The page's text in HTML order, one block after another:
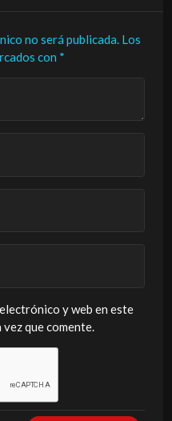
no será publicada. Los
con *
y web en este
que comente.